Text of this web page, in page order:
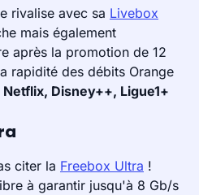
rivalise avec sa Livebox
mais également
après la promotion de 12
rapidité des débits Orange
Disney++, Ligue1+
citer la Freebox Ultra !
à garantir jusqu'à 8 Gb/s